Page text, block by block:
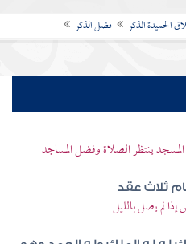
الحميدة الذكر فضل الذكر
ينتظر الصلاة وفضل المساجد
ثلاث عقد
لم يصل بالليل